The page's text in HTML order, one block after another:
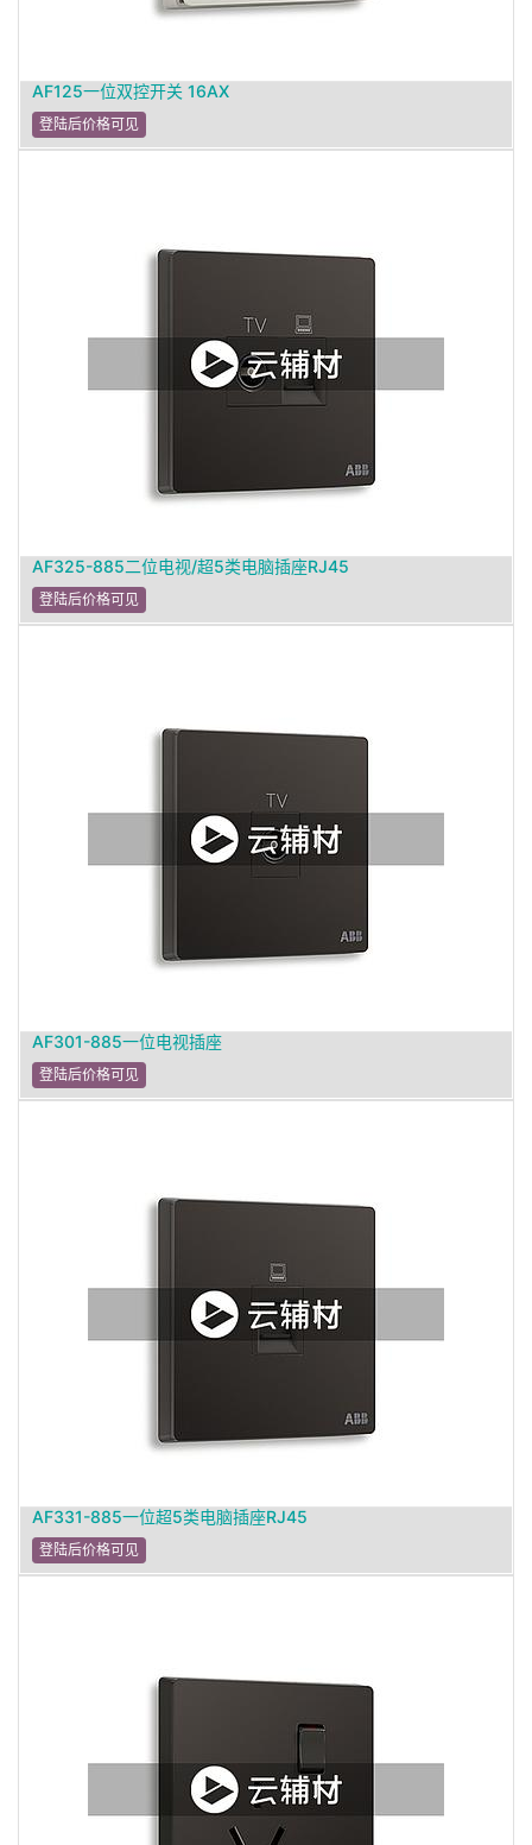
AF125一位双控开关 16AX
登陆后价格可见
AF325-885二位电视/超5类电脑插座RJ45
登陆后价格可见
AF301-885一位电视插座
登陆后价格可见
AF331-885一位超5类电脑插座RJ45
登陆后价格可见